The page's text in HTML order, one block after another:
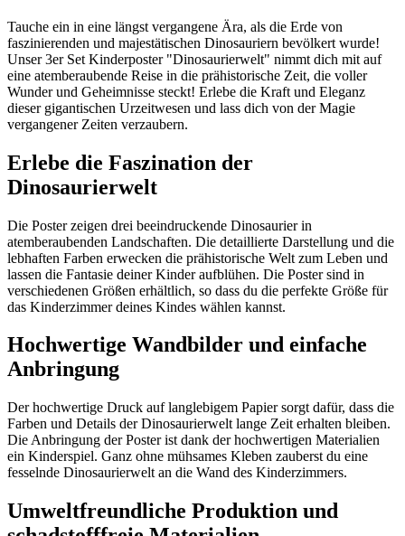
Tauche ein in eine längst vergangene Ära, als die Erde von
faszinierenden und majestätischen Dinosauriern bevölkert wurde!
Unser 3er Set Kinderposter "Dinosaurierwelt" nimmt dich mit auf
eine atemberaubende Reise in die prähistorische Zeit, die voller
Wunder und Geheimnisse steckt! Erlebe die Kraft und Eleganz
dieser gigantischen Urzeitwesen und lass dich von der Magie
vergangener Zeiten verzaubern.
Erlebe die Faszination der
Dinosaurierwelt
Die Poster zeigen drei beeindruckende Dinosaurier in
atemberaubenden Landschaften. Die detaillierte Darstellung und die
lebhaften Farben erwecken die prähistorische Welt zum Leben und
lassen die Fantasie deiner Kinder aufblühen. Die Poster sind in
verschiedenen Größen erhältlich, so dass du die perfekte Größe für
das Kinderzimmer deines Kindes wählen kannst.
Hochwertige Wandbilder und einfache
Anbringung
Der hochwertige Druck auf langlebigem Papier sorgt dafür, dass die
Farben und Details der Dinosaurierwelt lange Zeit erhalten bleiben.
Die Anbringung der Poster ist dank der hochwertigen Materialien
ein Kinderspiel. Ganz ohne mühsames Kleben zauberst du eine
fesselnde Dinosaurierwelt an die Wand des Kinderzimmers.
Umweltfreundliche Produktion und